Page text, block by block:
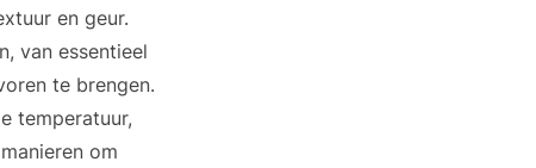
en geur.
van essentieel
te brengen.
temperatuur,
om